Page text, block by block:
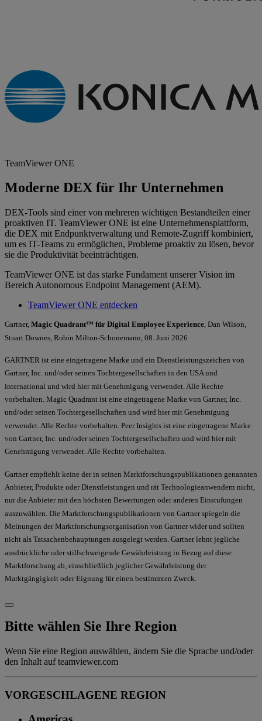
TeamViewer ONE
Moderne DEX für Ihr Unternehmen
DEX-Tools sind einer von mehreren wichtigen Bestandteilen einer
proaktiven IT. TeamViewer ONE ist eine Unternehmensplattform,
die DEX mit Endpunktverwaltung und Remote-Zugriff kombiniert,
um es IT-Teams zu ermöglichen, Probleme proaktiv zu lösen, bevor
sie die Produktivität beeinträchtigen.
TeamViewer ONE ist das starke Fundament unserer Vision im
Bereich Autonomous Endpoint Management (AEM).
TeamViewer ONE entdecken
Gartner, Magic Quadrant™ für Digital Employee Experience, Dan Wilson,
Stuart Downes, Robin Milton-Schonemann, 08. Juni 2026
GARTNER ist eine eingetragene Marke und ein Dienstleistungszeichen von
Gartner, Inc. und/oder seinen Tochtergesellschaften in den USA und
international und wird hier mit Genehmigung verwendet. Alle Rechte
vorbehalten. Magic Quadrant ist eine eingetragene Marke von Gartner, Inc.
und/oder seinen Tochtergesellschaften und wird hier mit Genehmigung
verwendet. Alle Rechte vorbehalten. Peer Insights ist eine eingetragene Marke
von Gartner, Inc. und/oder seinen Tochtergesellschaften und wird hier mit
Genehmigung verwendet. Alle Rechte vorbehalten.
Gartner empfiehlt keine der in seinen Marktforschungspublikationen genannten
Anbieter, Produkte oder Dienstleistungen und rät Technologieanwendern nicht,
nur die Anbieter mit den höchsten Bewertungen oder anderen Einstufungen
auszuwählen. Die Marktforschungspublikationen von Gartner spiegeln die
Meinungen der Marktforschungsorganisation von Gartner wider und sollten
nicht als Tatsachenbehauptungen ausgelegt werden. Gartner lehnt jegliche
ausdrückliche oder stillschweigende Gewährleistung in Bezug auf diese
Marktforschung ab, einschließlich jeglicher Gewährleistung der
Marktgängigkeit oder Eignung für einen bestimmten Zweck.
Bitte wählen Sie Ihre Region
Wenn Sie eine Region auswählen, ändern Sie die Sprache und/oder
den Inhalt auf teamviewer.com
VORGESCHLAGENE REGION